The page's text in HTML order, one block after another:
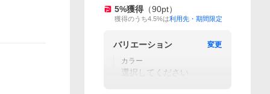
5%獲得 （90pt）
獲得のうち4.5%は利用先・期間限定
バリエーション
変更
カラー
選択してください